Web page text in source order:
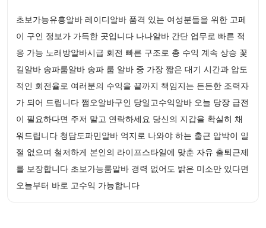
초보가능유흥알바 레이디알바 품격 있는 여성분들을 위한 고페
이 구인 정보가 가득한 곳입니다 나나알바 간단 업무로 빠른 적
응 가능 노래방알바시급 회전 빠른 구조로 총 수익 계속 상승 꽃
길알바 송파룸알바 송파 룸 알바 중 가장 짧은 대기 시간과 압도
적인 회전율로 여러분의 수익을 끝까지 책임지는 든든한 조력자
가 되어 드립니다 쩜오알바구인 당일고수익알바 오늘 당장 급전
이 필요하다면 주저 말고 연락하세요 당신의 지갑을 확실히 채
워드립니다 청담도파민알바 억지로 나와야 하는 출근 압박이 일
절 없으며 철저하게 본인의 라이프스타일에 맞춘 자유 출퇴근제
를 보장합니다 초보가능룸알바 경력 없어도 밝은 미소만 있다면
오늘부터 바로 고수익 가능합니다